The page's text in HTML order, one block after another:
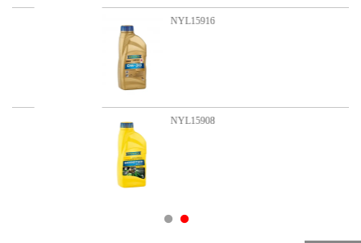
NYL15908